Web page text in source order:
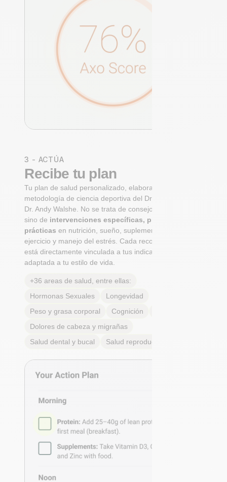
3 - ACTÚA
Recibe tu plan
Tu plan de salud personalizado, elaborado con la
metodología de ciencia deportiva del Dr. Niko Mihic y el
Dr. Andy Walshe. No se trata de consejos genéricos,
sino de intervenciones específicas, priorizadas y
prácticasen nutrición, sueño, suplementación,
ejercicio y manejo del estrés. Cada recomendación
está directamente vinculada a tus indicadores y
adaptada a tu estilo de vida.
+36 areas de salud, entre ellas:
Hormonas Sexuales
Longevidad
Peso y grasa corporal
Cognición
Dolores de cabeza y migrañas
Salud dental y bucal
Salud reproductiva